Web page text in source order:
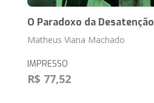
O Paradoxo da Desatenção
Matheus Viana Machado
IMPRESSO
R$ 77,52